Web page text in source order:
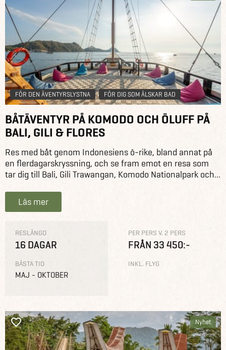
FÖR DEN ÄVENTYRSLYSTNA FÖR DIG SOM ÄLSKAR BAD
BÅTÄVENTYR PÅ KOMODO OCH ÖLUFF PÅ
BALI, GILI & FLORES
Res med båt genom Indonesiens ö-rike, bland annat på
en flerdagarskryssning, och se fram emot en resa som
tar dig till Bali, Gili Trawangan, Komodo Nationalpark och...
Läs mer
RESLÄNGD
16 DAGAR
BÄSTA TID
MAJ - OKTOBER
PER PERS V. 2 PERS
FRÅN 33 450:-
INKL. FLYG
Nyhet